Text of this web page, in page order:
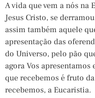
A vida que vem a nós na
Jesus Cristo, se
assim também aquele
apresentação das
do Universo, pelo pão
agora Vos
que recebemos é fruto
recebemos, a Eucaristia.